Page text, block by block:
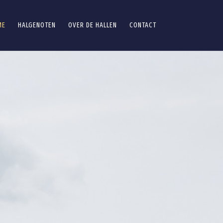
HALGENOTEN OVER DE HALLEN CONTACT